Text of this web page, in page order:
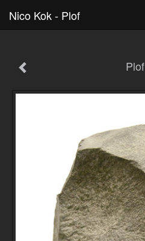
Nico Kok - Plof
Plof